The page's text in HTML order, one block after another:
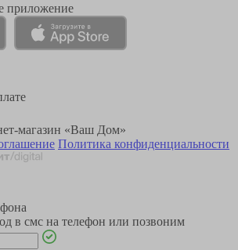
приложение
магазин «Ваш Дом»
Политика конфиденциальности
в смс на телефон или позвоним